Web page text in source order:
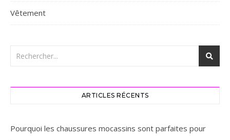
Vêtement
ARTICLES RÉCENTS
Pourquoi les chaussures mocassins sont parfaites pour